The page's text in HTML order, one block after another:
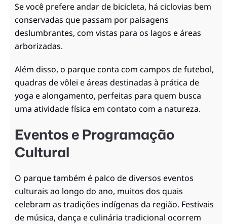
Se você prefere andar de bicicleta, há ciclovias bem
conservadas que passam por paisagens
deslumbrantes, com vistas para os lagos e áreas
arborizadas.
Além disso, o parque conta com campos de futebol,
quadras de vôlei e áreas destinadas à prática de
yoga e alongamento, perfeitas para quem busca
uma atividade física em contato com a natureza.
Eventos e Programação
Cultural
O parque também é palco de diversos eventos
culturais ao longo do ano, muitos dos quais
celebram as tradições indígenas da região. Festivais
de música, dança e culinária tradicional ocorrem